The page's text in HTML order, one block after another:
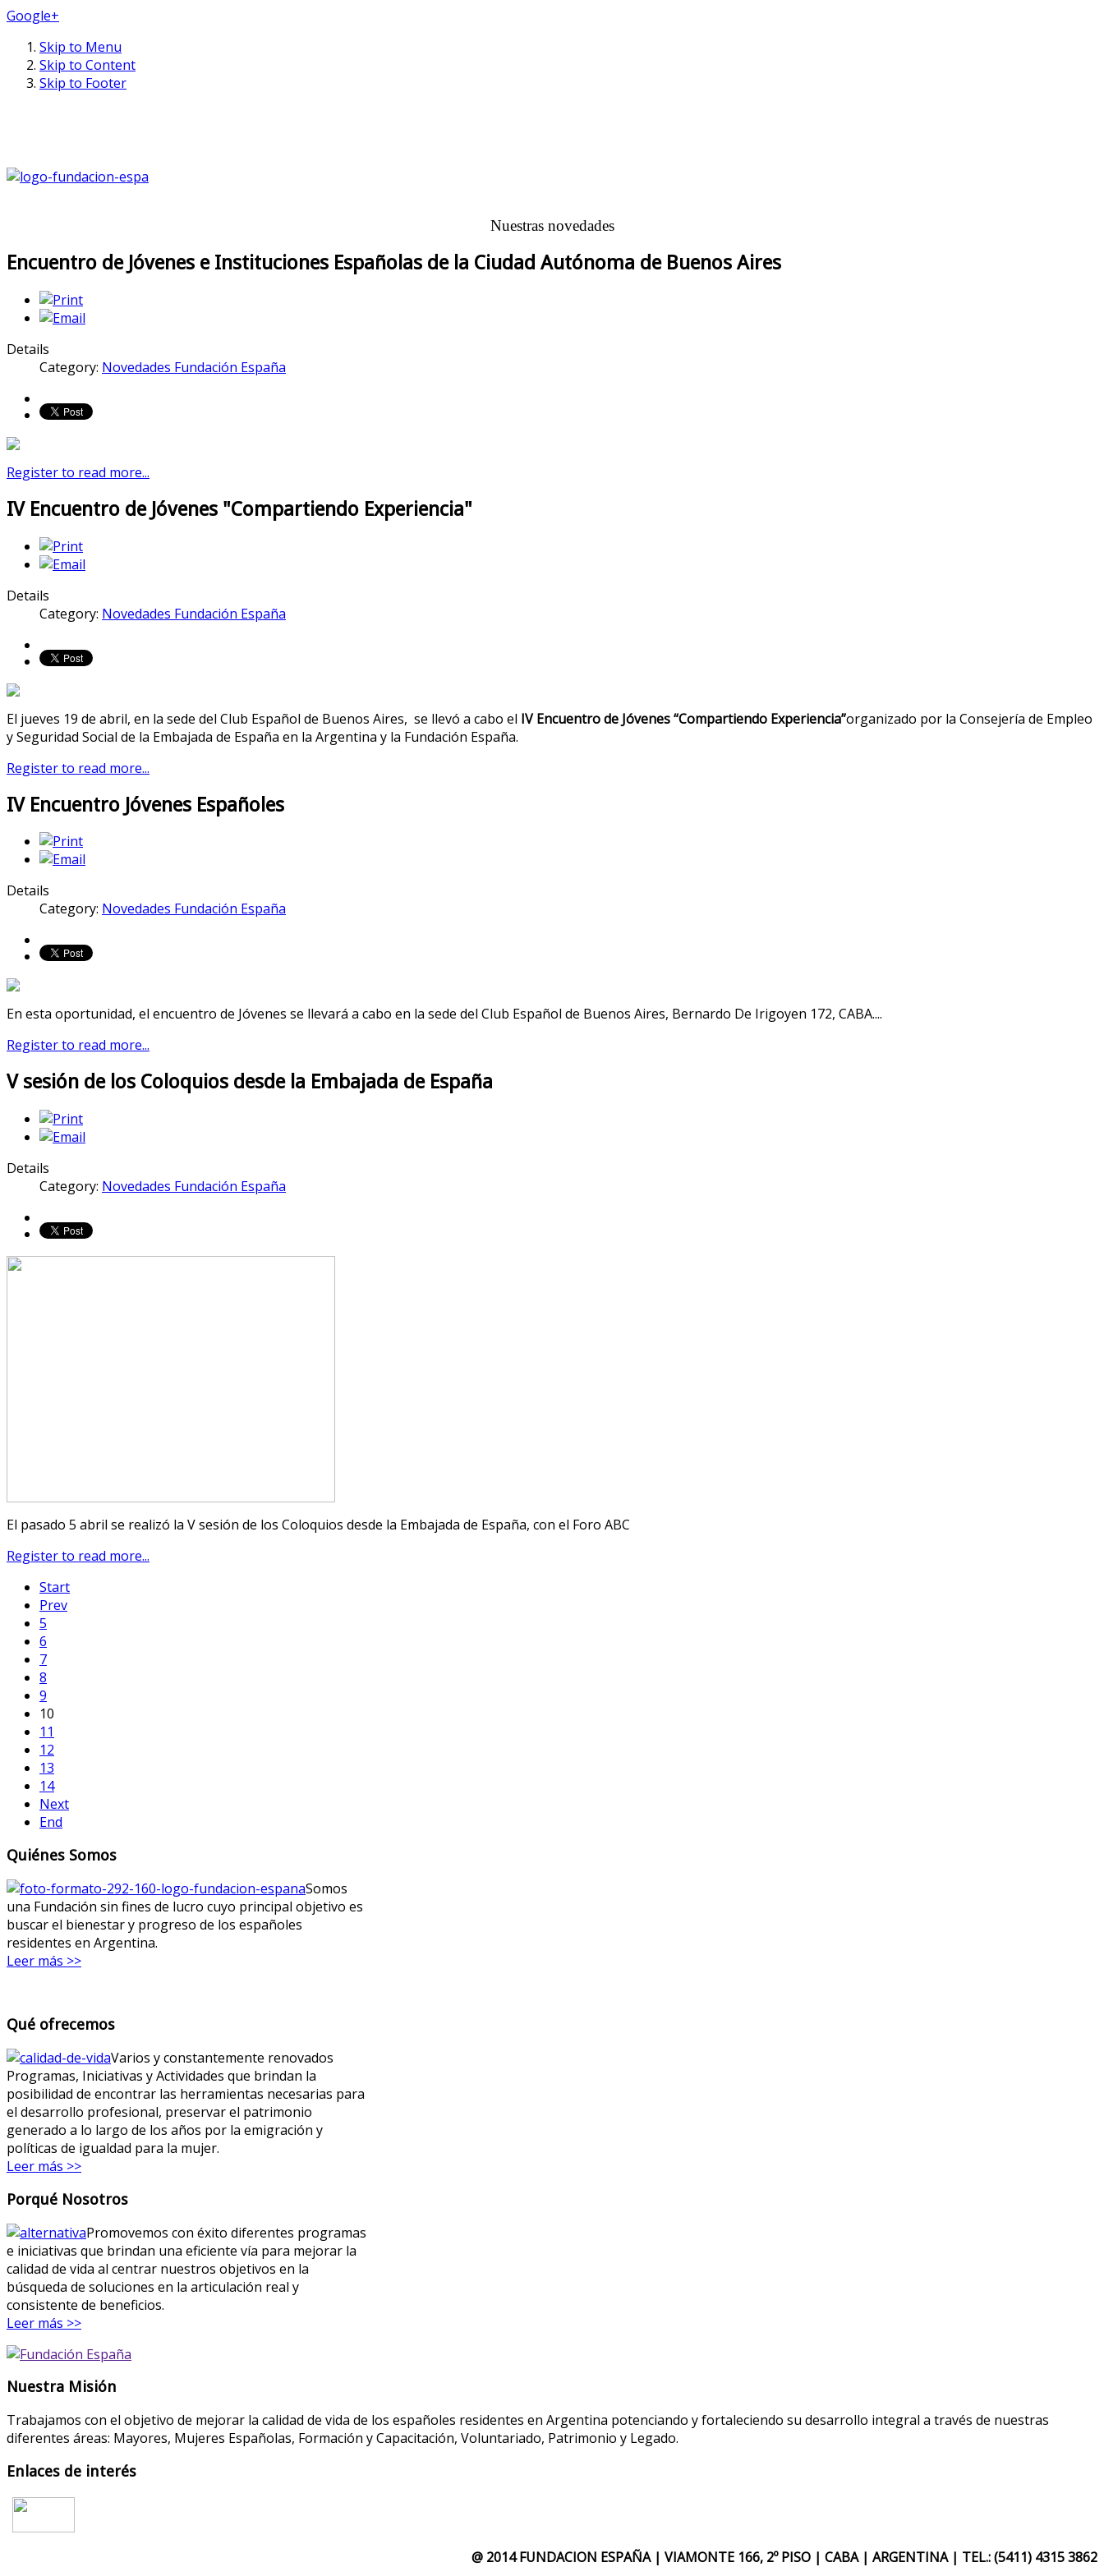
Google+
Skip to Menu
Skip to Content
Skip to Footer
Nuestras novedades
Encuentro de Jóvenes e Instituciones Españolas de la Ciudad Autónoma de Buenos Aires
Details
Category: Novedades Fundación España
Register to read more...
IV Encuentro de Jóvenes "Compartiendo Experiencia"
Details
Category: Novedades Fundación España
El jueves 19 de abril, en la sede del Club Español de Buenos Aires, se llevó a cabo el IV Encuentro de Jóvenes “Compartiendo Experiencia”organizado por la Consejería de Empleo
y Seguridad Social de la Embajada de España en la Argentina y la Fundación España.
Register to read more...
IV Encuentro Jóvenes Españoles
Details
Category: Novedades Fundación España
En esta oportunidad, el encuentro de Jóvenes se llevará a cabo en la sede del Club Español de Buenos Aires, Bernardo De Irigoyen 172, CABA....
Register to read more...
V sesión de los Coloquios desde la Embajada de España
Details
Category: Novedades Fundación España
El pasado 5 abril se realizó la V sesión de los Coloquios desde la Embajada de España, con el Foro ABC
Register to read more...
Start
Prev
5
6
7
8
9
10
11
12
13
14
Next
End
Quiénes Somos
Somos
una Fundación sin fines de lucro cuyo principal objetivo es
buscar el bienestar y progreso de los españoles
residentes en Argentina.
Leer más >>
Qué ofrecemos
Varios y constantemente renovados
Programas, Iniciativas y Actividades que brindan la
posibilidad de encontrar las herramientas necesarias para
el desarrollo profesional, preservar el patrimonio
generado a lo largo de los años por la emigración y
políticas de igualdad para la mujer.
Leer más >>
Porqué Nosotros
Promovemos con éxito diferentes programas
e iniciativas que brindan una eficiente vía para mejorar la
calidad de vida al centrar nuestros objetivos en la
búsqueda de soluciones en la articulación real y
consistente de beneficios.
Leer más >>
Nuestra Misión
Trabajamos con el objetivo de mejorar la calidad de vida de los españoles residentes en Argentina potenciando y fortaleciendo su desarrollo integral a través de nuestras
diferentes áreas: Mayores, Mujeres Españolas, Formación y Capacitación, Voluntariado, Patrimonio y Legado.
Enlaces de interés
@ 2014 FUNDACION ESPAÑA | VIAMONTE 166, 2º PISO | CABA | ARGENTINA | TEL.: (5411) 4315 3862